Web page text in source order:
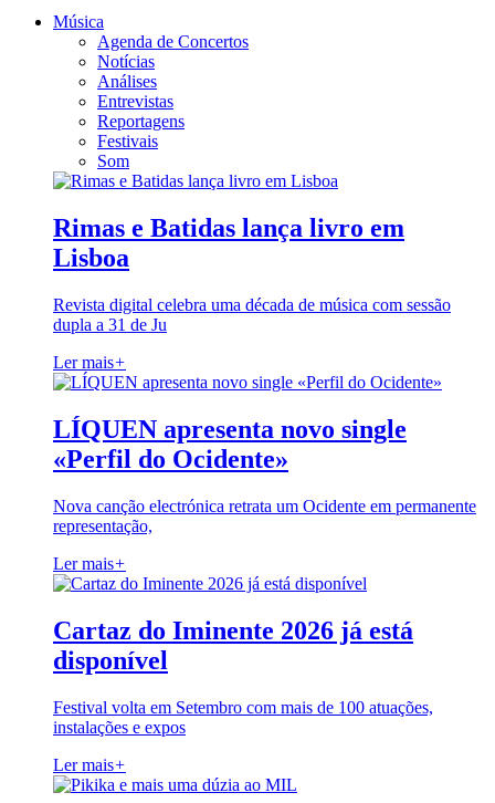
Música
Agenda de Concertos
Notícias
Análises
Entrevistas
Reportagens
Festivais
Som
Rimas e Batidas lança livro em
Lisboa
Revista digital celebra uma década de música com sessão
dupla a 31 de Ju
Ler mais+
LÍQUEN apresenta novo single
«Perfil do Ocidente»
Nova canção electrónica retrata um Ocidente em permanente
representação,
Ler mais+
Cartaz do Iminente 2026 já está
disponível
Festival volta em Setembro com mais de 100 atuações,
instalações e expos
Ler mais+